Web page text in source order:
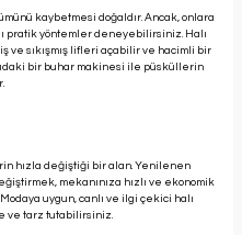
kaybetmesi doğaldır. Ancak, onlara
pratik yöntemler deneyebilirsiniz. Halı
sıkışmış lifleri açabilir ve hacimli bir
bir buhar makinesi ile püsküllerin
hızla değiştiği bir alan. Yenilenen
mekanınıza hızlı ve ekonomik
uygun, canlı ve ilgi çekici halı
ve tarz tutabilirsiniz.